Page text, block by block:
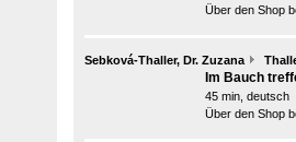
Über den Shop
Sebková-Thaller, Dr. Zuzana
Im Bauch
45 min, deutsch
Über den Shop